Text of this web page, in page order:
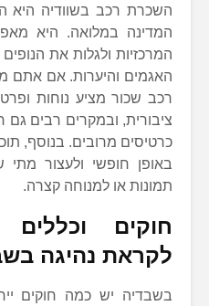
השכרת רכב בשוודיה היא
המדינה במלואה. היא
המרכזיות ולגלות את
האגמים והיערות. אם אתם
רכב שכור מציע נוחות
ציבורית, ובמקרים רבים גם
כרטיסים מרובים. בנוסף,
באופן חופשי ולעצור מתי
תמונות או למנוחה קצרה.
חוקים
לקראת נהיגה
בשבדיה יש כמה חוקים